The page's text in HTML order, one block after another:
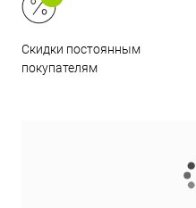
Скидки постоянным
покупателям